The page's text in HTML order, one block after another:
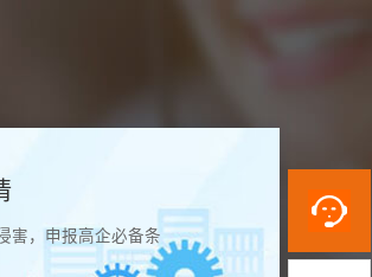
害，申报高企必备条